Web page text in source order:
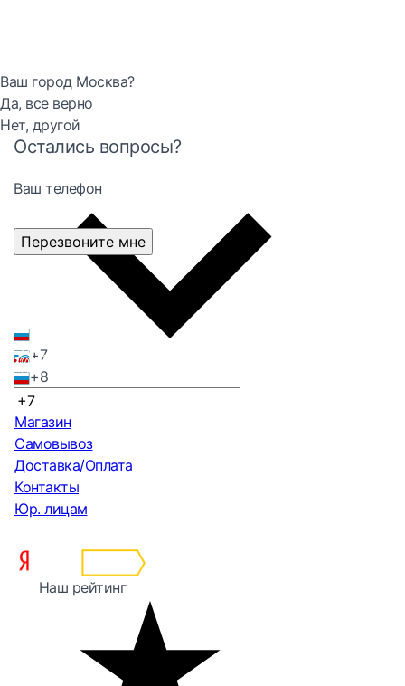
Ваш город Москва?
Да, все верно
Нет, другой
Остались вопросы?
Ваш телефон
+7
+8
Перезвоните мне
Магазин
Самовывоз
Доставка/Оплата
Контакты
Юр. лицам
Наш рейтинг